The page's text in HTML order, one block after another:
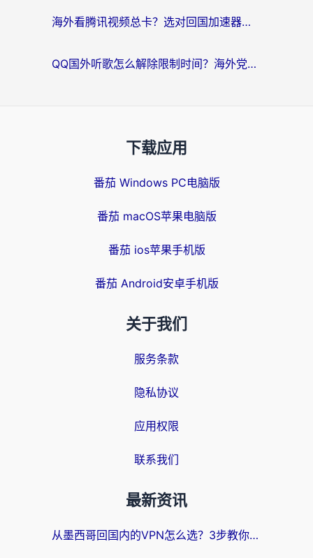
海外看腾讯视频总卡？选对回国加速器，还能解决英国1号店定位+欧洲杯CCTV5直播问题
QQ国外听歌怎么解除限制时间？海外党亲测有效的回国加速方案
下载应用
番茄 Windows PC电脑版
番茄 macOS苹果电脑版
番茄 ios苹果手机版
番茄 Android安卓手机版
关于我们
服务条款
隐私协议
应用权限
联系我们
最新资讯
从墨西哥回国内的VPN怎么选？3步教你无缝刷剧、玩国服游戏